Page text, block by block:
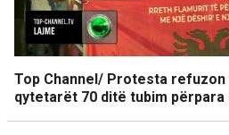
Top Channel/ Protesta refuzon
qytetarët 70 ditë tubim